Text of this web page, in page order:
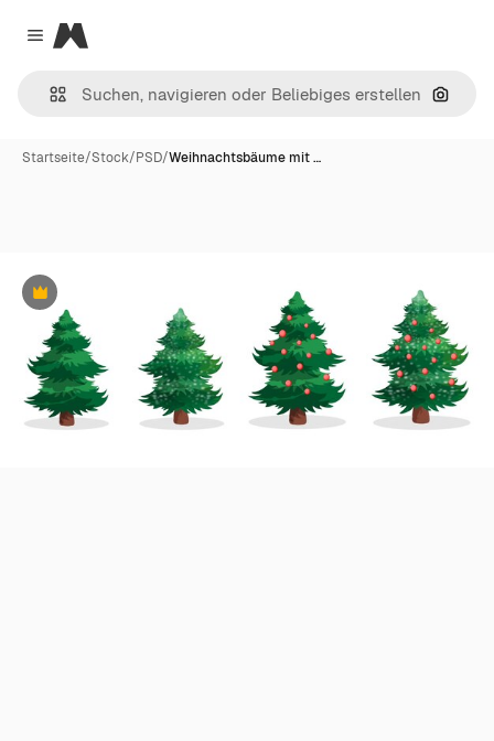
Close menu
Magnific
Nach
Startseite/Stock/PSD/Weihnachtsbäume mit …
Premium